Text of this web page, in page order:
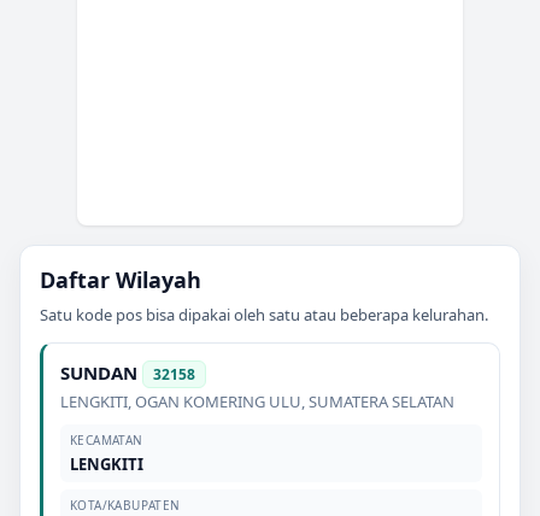
Daftar Wilayah
Satu kode pos bisa dipakai oleh satu atau beberapa kelurahan.
SUNDAN 32158
LENGKITI,OGAN KOMERING ULU,SUMATERA SELATAN
KECAMATAN
LENGKITI
KOTA/KABUPATEN